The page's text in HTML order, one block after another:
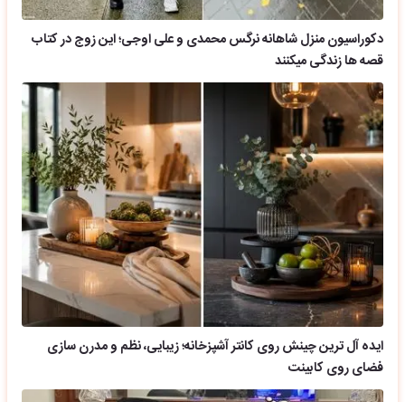
دکوراسیون منزل شاهانه نرگس محمدی و علی اوجی؛ این زوج در کتاب
قصه ها زندگی میکنند
ایده آل ترین چینش روی کانتر آشپزخانه؛ زیبایی، نظم و مدرن سازی
فضای روی کابینت